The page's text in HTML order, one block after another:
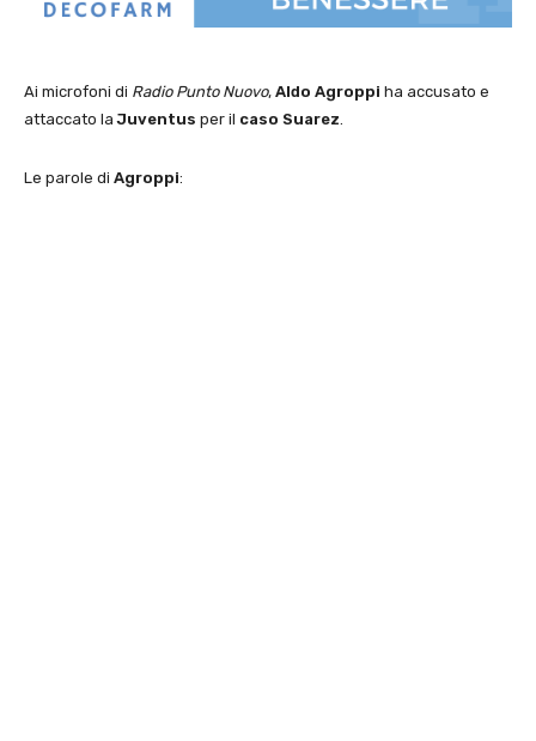
Ai microfoni di Radio Punto Nuovo, Aldo Agroppi ha accusato e
attaccato laJuventus per il caso Suarez
Le parole di Agroppi: